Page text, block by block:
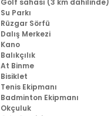
Golf sahası (3 km dahilinde)
Su Parkı
Rüzgar Sörfü
Dalış Merkezi
Kano
Balıkçılık
At Binme
Bisiklet
Tenis Ekipmanı
Badminton Ekipmanı
Okçuluk